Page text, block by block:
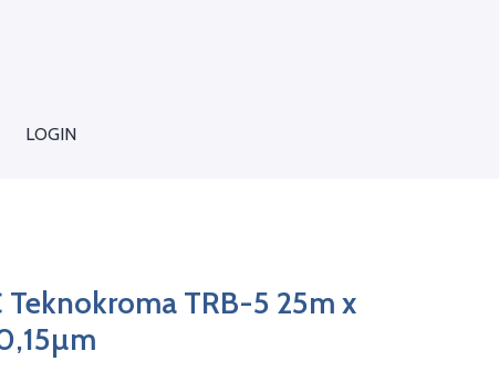
LOGIN
Teknokroma TRB-5 25m x